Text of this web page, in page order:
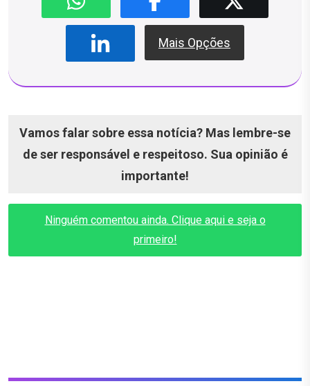
Mais Opções
Vamos falar sobre essa notícia? Mas lembre-se
de ser responsável e respeitoso. Sua opinião é
importante!
Ninguém comentou ainda. Clique aqui e seja o
primeiro!